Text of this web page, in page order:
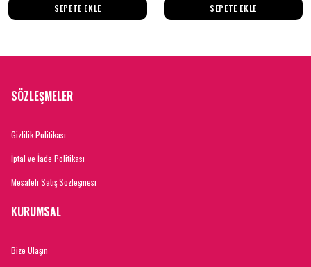
SEPETE EKLE SEPETE EKLE
SÖZLEŞMELER
Gizlilik Politikası
İptal ve İade Politikası
Mesafeli Satış Sözleşmesi
KURUMSAL
Bize Ulaşın